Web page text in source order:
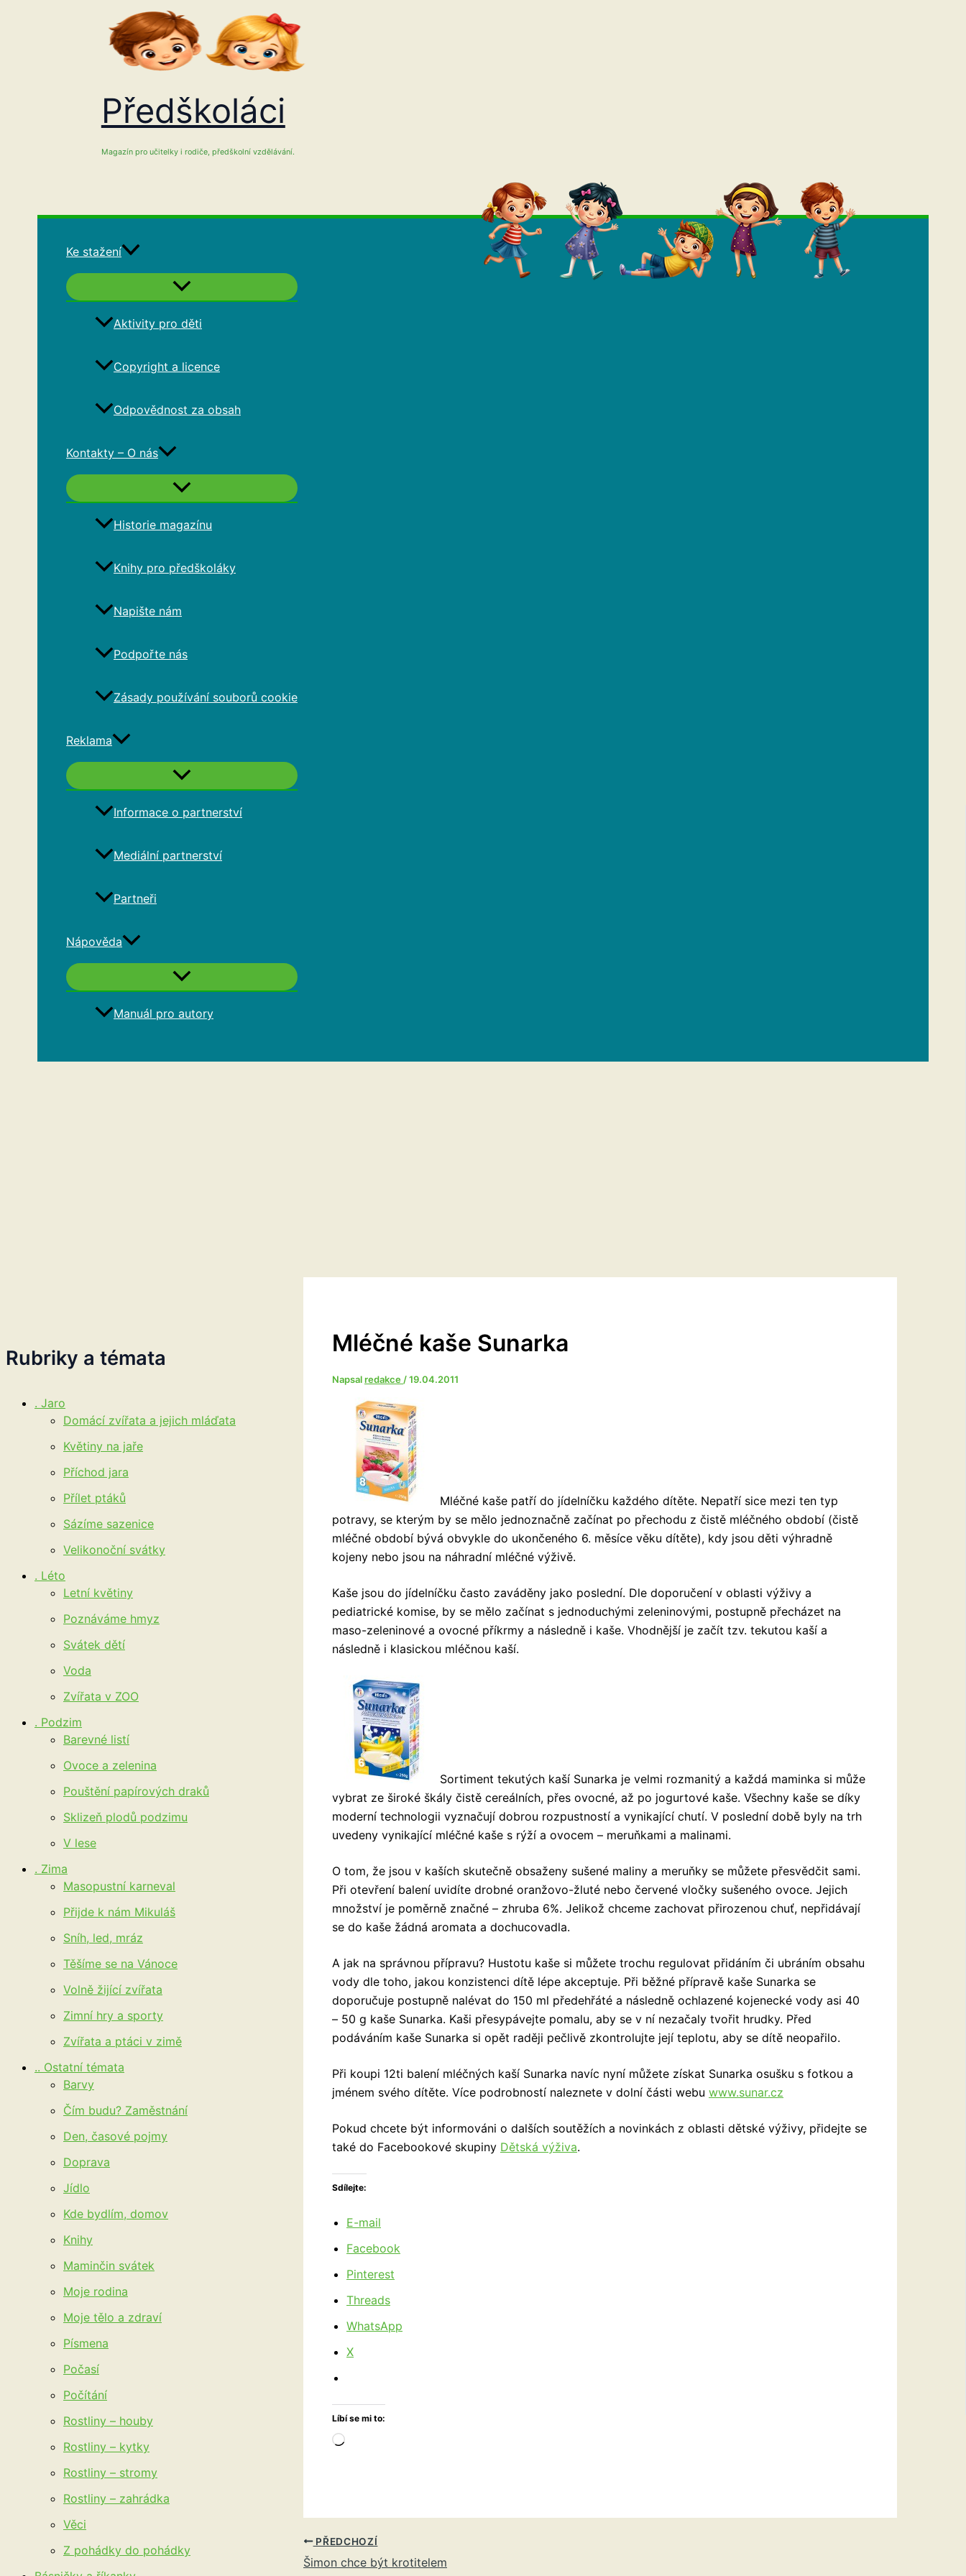
Předškoláci
Magazín pro učitelky i rodiče, předškolní vzdělávání.
Ke stažení
Aktivity pro děti
Copyright a licence
Odpovědnost za obsah
Kontakty – O nás
Historie magazínu
Knihy pro předškoláky
Napište nám
Podpořte nás
Zásady používání souborů cookie
Reklama
Informace o partnerství
Mediální partnerství
Partneři
Nápověda
Manuál pro autory
Rubriky a témata
. Jaro
Domácí zvířata a jejich mláďata
Květiny na jaře
Příchod jara
Přílet ptáků
Sázíme sazenice
Velikonoční svátky
. Léto
Letní květiny
Poznáváme hmyz
Svátek dětí
Voda
Zvířata v ZOO
. Podzim
Barevné listí
Ovoce a zelenina
Pouštění papírových draků
Sklizeň plodů podzimu
V lese
. Zima
Masopustní karneval
Přijde k nám Mikuláš
Sníh, led, mráz
Těšíme se na Vánoce
Volně žijící zvířata
Zimní hry a sporty
Zvířata a ptáci v zimě
.. Ostatní témata
Barvy
Čím budu? Zaměstnání
Den, časové pojmy
Doprava
Jídlo
Kde bydlím, domov
Knihy
Maminčin svátek
Moje rodina
Moje tělo a zdraví
Písmena
Počasí
Počítání
Rostliny – houby
Rostliny – kytky
Rostliny – stromy
Rostliny – zahrádka
Věci
Z pohádky do pohádky
Mléčné kaše Sunarka
Napsalredakce /19.04.2011
Mléčné kaše patří do jídelníčku každého dítěte. Nepatří sice mezi ten typ
potravy, se kterým by se mělo jednoznačně začínat po přechodu z čistě mléčného období (čistě
mléčné období bývá obvykle do ukončeného 6. měsíce věku dítěte), kdy jsou děti výhradně
kojeny nebo jsou na náhradní mléčné výživě.
Kaše jsou do jídelníčku často zaváděny jako poslední. Dle doporučení v oblasti výživy a
pediatrické komise, by se mělo začínat s jednoduchými zeleninovými, postupně přecházet na
maso-zeleninové a ovocné příkrmy a následně i kaše. Vhodnější je začít tzv. tekutou kaší a
následně i klasickou mléčnou kaší.
Sortiment tekutých kaší Sunarka je velmi rozmanitý a každá maminka si může
vybrat ze široké škály čistě cereálních, přes ovocné, až po jogurtové kaše. Všechny kaše se díky
moderní technologii vyznačují dobrou rozpustností a vynikající chutí. V poslední době byly na trh
uvedeny vynikající mléčné kaše s rýží a ovocem – meruňkami a malinami.
O tom, že jsou v kaších skutečně obsaženy sušené maliny a meruňky se můžete přesvědčit sami.
Při otevření balení uvidíte drobné oranžovo-žluté nebo červené vločky sušeného ovoce. Jejich
množství je poměrně značné – zhruba 6%. Jelikož chceme zachovat přirozenou chuť, nepřidávají
se do kaše žádná aromata a dochucovadla.
A jak na správnou přípravu? Hustotu kaše si můžete trochu regulovat přidáním či ubráním obsahu
vody dle toho, jakou konzistenci dítě lépe akceptuje. Při běžné přípravě kaše Sunarka se
doporučuje postupně nalévat do 150 ml předehřáté a následně ochlazené kojenecké vody asi 40
– 50 g kaše Sunarka. Kaši přesypávejte pomalu, aby se v ní nezačaly tvořit hrudky. Před
podáváním kaše Sunarka si opět raději pečlivě zkontrolujte její teplotu, aby se dítě neopařilo.
Při koupi 12ti balení mléčných kaší Sunarka navíc nyní můžete získat Sunarka osušku s fotkou a
jménem svého dítěte. Více podrobností naleznete v dolní části webu www.sunar.cz
Pokud chcete být informováni o dalších soutěžích a novinkách z oblasti dětské výživy, přidejte se
také do Facebookové skupiny Dětská výživa.
Sdílejte:
E-mail
Facebook
Pinterest
Threads
WhatsApp
X
Líbí se mi to:
Načítání…
PŘEDCHOZÍ
Šimon chce být krotitelem